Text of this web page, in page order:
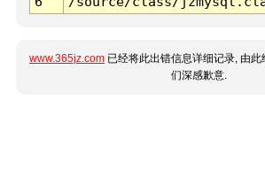
www.365jz.com 已经将此出错信息详细记录, 由
们深感歉意.